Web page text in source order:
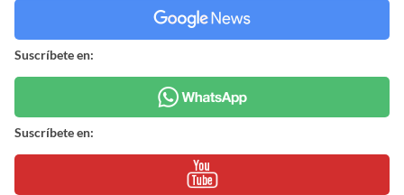
Suscríbete en:
Suscríbete en: